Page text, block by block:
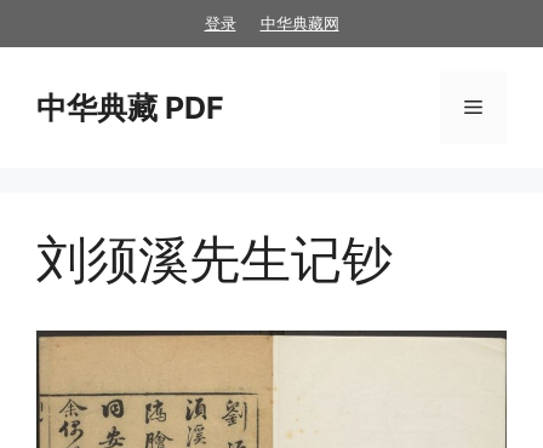
至
登录 中华典藏网
中华典藏 PDF 菜
刘须溪先生记钞